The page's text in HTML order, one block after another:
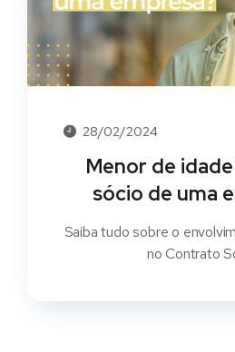
28/02/2024
Menor de
sócio de uma
Saiba tudo sobre o
no Contrato